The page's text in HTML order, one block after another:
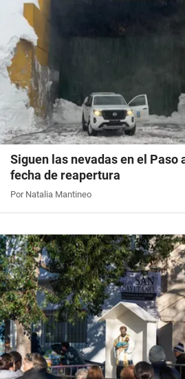
Siguen las nevadas en el Paso
fecha de reapertura
Por Natalia Mantineo